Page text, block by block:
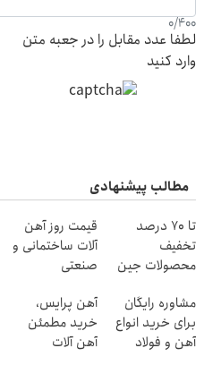
0/400
لطفا عدد مقابل را در جعبه متن
وارد کنید
مطالب پیشنهادی
تا 70 درصد
تخفیف
محصولات جین
4 قسط
قیمت روز آهن
آلات ساختمانی و
صنعتی
مشاوره رایگان
برای خرید انواع
آهن و فولاد
آهن پرایس،
خرید مطمئن
آهن آلات